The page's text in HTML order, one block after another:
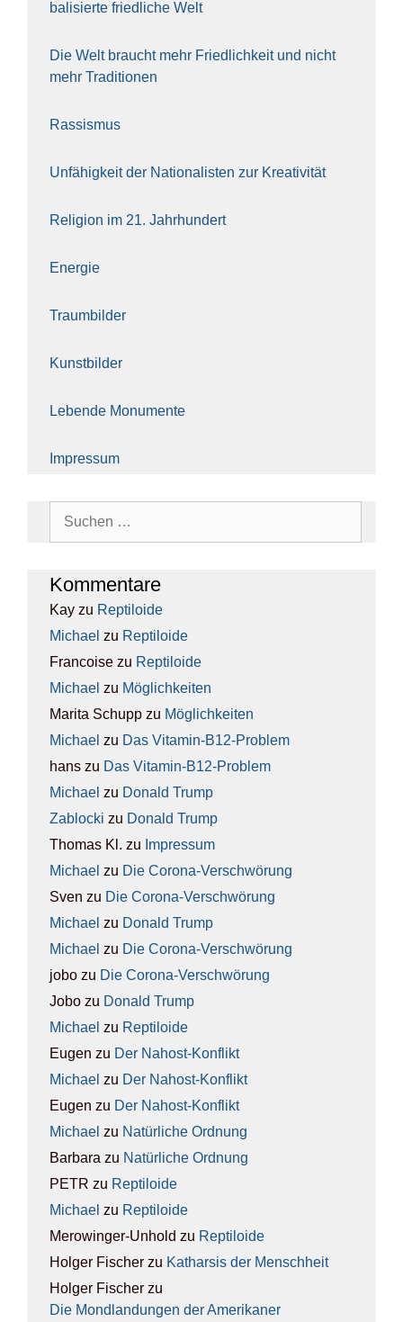
ba­li­sier­te fried­li­che Welt
Die Welt braucht mehr Fried­lich­keit und nicht
mehr Tra­di­tio­nen
Ras­sis­mus
Unfä­hig­keit der Natio­na­lis­ten zur Krea­ti­vi­tät
Reli­gi­on im 21. Jahr­hun­dert
Ener­gie
Traum­bil­der
Kunst­bil­der
Leben­de Monu­men­te
Impres­sum
Kom­men­ta­re
Kay zu Rep­ti­lo­ide
Michael zu Rep­ti­lo­ide
Francoise zu Rep­ti­lo­ide
Michael zu Mög­lich­kei­ten
Marita Schupp zu Mög­lich­kei­ten
Michael zu Das Vit­amin-B12-Pro­blem
hans zu Das Vit­amin-B12-Pro­blem
Michael zu Donald Trump
Zablocki zu Donald Trump
Thomas Kl. zu Impres­sum
Michael zu Die Coro­na-Ver­schwö­rung
Sven zu Die Coro­na-Ver­schwö­rung
Michael zu Donald Trump
Michael zu Die Coro­na-Ver­schwö­rung
jobo zu Die Coro­na-Ver­schwö­rung
Jobo zu Donald Trump
Michael zu Rep­ti­lo­ide
Eugen zu Der Nah­ost-Kon­flikt
Michael zu Der Nah­ost-Kon­flikt
Eugen zu Der Nah­ost-Kon­flikt
Michael zu Natür­li­che Ord­nung
Barbara zu Natür­li­che Ord­nung
PETR zu Rep­ti­lo­ide
Michael zu Rep­ti­lo­ide
Merowinger-Unhold zu Rep­ti­lo­ide
Holger Fischer zu Kathar­sis der Mensch­heit
Holger Fischer zu
Die Mond­lan­dun­gen der Ame­ri­ka­ner